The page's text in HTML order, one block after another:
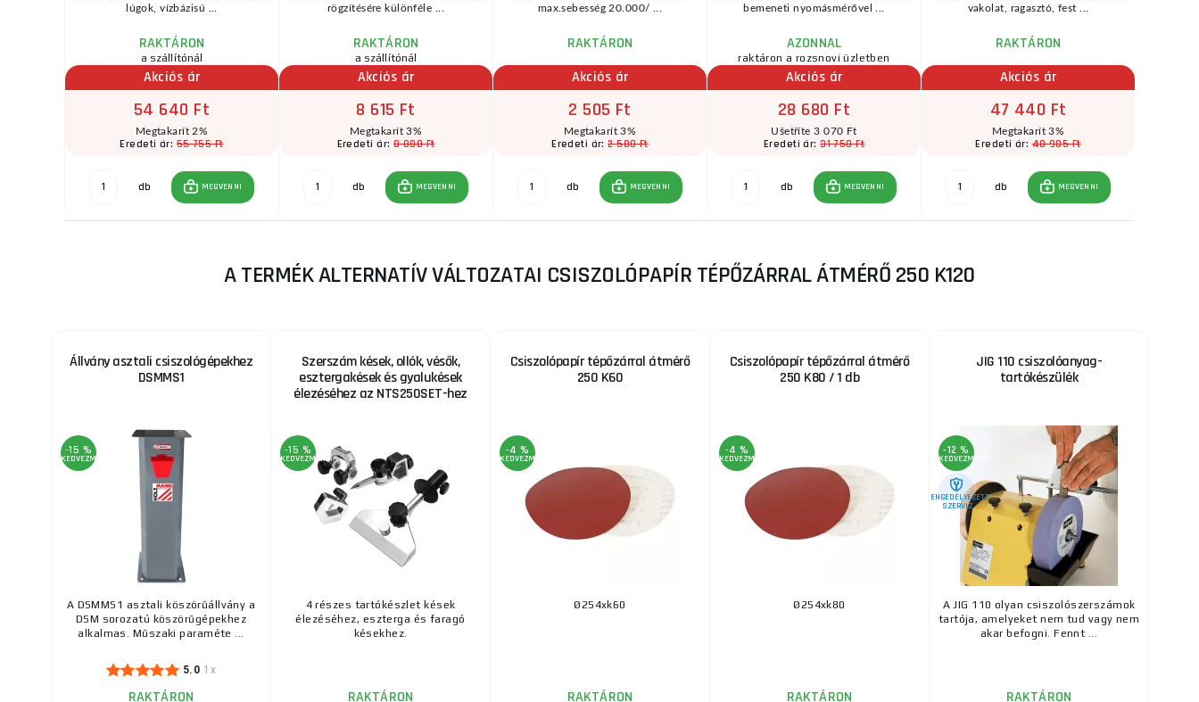
lúgok, vízbázisú ...
RAKTÁRON
a szállítónál
Akciós ár
54 640 Ft
Megtakarít 2%
Eredeti ár:55 755 Ft
db MEGVENNI
rögzítésére különféle ...
RAKTÁRON
a szállítónál
Akciós ár
8 615 Ft
Megtakarít 3%
Eredeti ár:8 880 Ft
db MEGVENNI
max.sebesség 20.000/ ...
RAKTÁRON
Akciós ár
2 505 Ft
Megtakarít 3%
Eredeti ár:2 580 Ft
db MEGVENNI
bemeneti nyomásmérővel ...
AZONNAL
raktáron a rozsnovi üzletben
Akciós ár
28 680 Ft
Ušetříte 3 070 Ft
Eredeti ár:31 750 Ft
db MEGVENNI
vakolat, ragasztó, fest ...
RAKTÁRON
Akciós ár
47 440 Ft
Megtakarít 3%
Eredeti ár:48 905 Ft
db MEGVENNI
A TERMÉK ALTERNATÍV VÁLTOZATAI CSISZOLÓPAPÍR TÉPŐZÁRRAL ÁTMÉRŐ 250 K120
Állvány asztali csiszológépekhez
DSMMS1
-15 %
KEDVEZMÉNY
A DSMMS1 asztali köszörűállvány a
DSM sorozatú köszörűgépekhez
alkalmas. Műszaki paraméte ...
5.0 1x
RAKTÁRON
Szerszám kések, ollók, vésők,
esztergakések és gyalukések
élezéséhez az NTS250SET-hez
-15 %
KEDVEZMÉNY
4 részes tartókészlet kések
élezéséhez, eszterga és faragó
késekhez.
RAKTÁRON
Csiszolópapír tépőzárral átmérő
250 K60
-4 %
KEDVEZMÉNY
Ø254xk60
RAKTÁRON
Csiszolópapír tépőzárral átmérő
250 K80 / 1 db
-4 %
KEDVEZMÉNY
Ø254xk80
RAKTÁRON
JIG 110 csiszolóanyag-
tartókészülék
-12 %
KEDVEZMÉNY
ENGEDÉLYEZETT
SZERVIZ
A JIG 110 olyan csiszolószerszámok
tartója, amelyeket nem tud vagy nem
akar befogni. Fennt ...
RAKTÁRON